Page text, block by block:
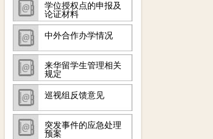
学位授权点的申报及
论证材料
中外合作办学情况
来华留学生管理相关
规定
巡视组反馈意见
突发事件的应急处理
预案